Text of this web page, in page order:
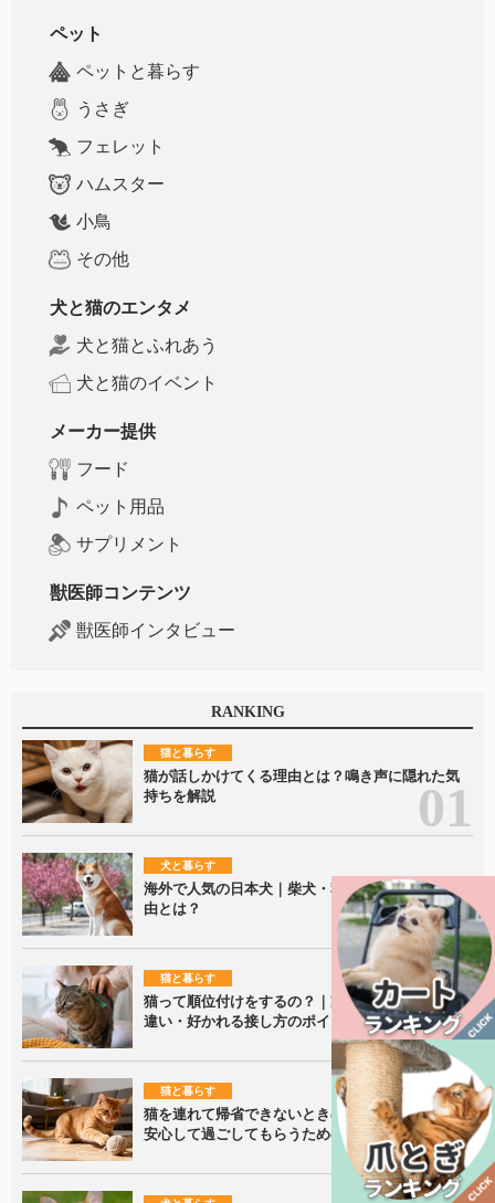
ペット
ペットと暮らす
うさぎ
フェレット
ハムスター
小鳥
その他
犬と猫のエンタメ
犬と猫とふれあう
犬と猫のイベント
メーカー提供
フード
ペット用品
サプリメント
獣医師コンテンツ
獣医師インタビュー
RANKING
猫と暮らす
猫が話しかけてくる理由とは？鳴き声に隠れた気
持ちを解説
犬と暮らす
海外で人気の日本犬｜柴犬・秋田犬が愛される理
由とは？
猫と暮らす
猫って順位付けをするの？｜家族内での接し方の
違い・好かれる接し方のポイントを解説！
猫と暮らす
猫を連れて帰省できないときの留守番ポイント｜
安心して過ごしてもらうための準備を解説